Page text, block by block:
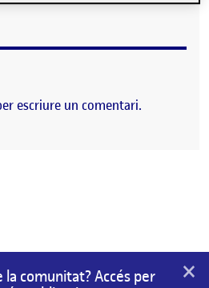
escriure un comentari.
comunitat? Accés per
×